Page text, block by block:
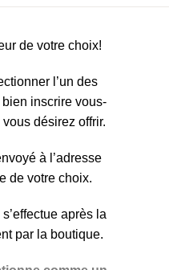
de votre choix!
l’un des
inscrire vous-
désirez offrir.
à l’adresse
de votre choix.
après la
par la boutique.